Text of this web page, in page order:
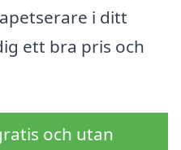
i ditt
ett bra pris och
och utan